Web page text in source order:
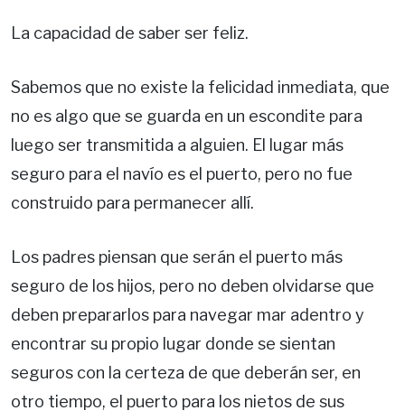
La capacidad de saber ser feliz.
Sabemos que no existe la felicidad inmediata, que
no es algo que se guarda en un escondite para
luego ser transmitida a alguien. El lugar más
seguro para el navío es el puerto, pero no fue
construido para permanecer allí.
Los padres piensan que serán el puerto más
seguro de los hijos, pero no deben olvidarse que
deben prepararlos para navegar mar adentro y
encontrar su propio lugar donde se sientan
seguros con la certeza de que deberán ser, en
otro tiempo, el puerto para los nietos de sus